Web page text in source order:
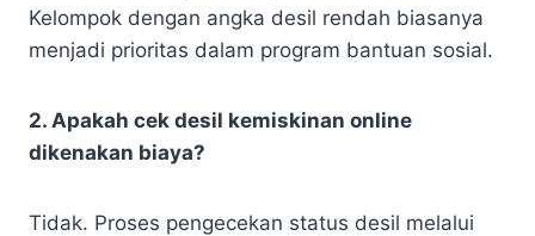
Kelompok dengan angka desil rendah biasanya
menjadi prioritas dalam program bantuan sosial.
2. Apakah cek desil kemiskinan online
dikenakan biaya?
Tidak. Proses pengecekan status desil melalui